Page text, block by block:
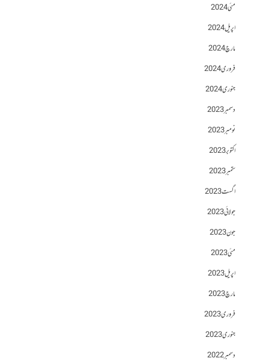
مئی 2024
اپریل 2024
مارچ 2024
فروری 2024
جنوری 2024
دسمبر 2023
نومبر 2023
اکتوبر 2023
ستمبر 2023
اگست 2023
جولائی 2023
جون 2023
مئی 2023
اپریل 2023
مارچ 2023
فروری 2023
جنوری 2023
دسمبر 2022